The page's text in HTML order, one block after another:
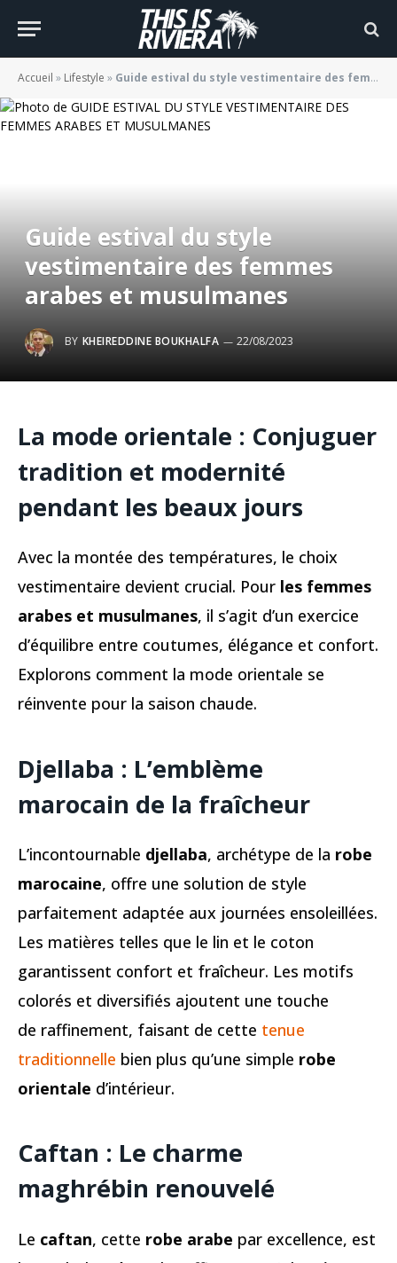
Accueil » Lifestyle » Guide estival du style vestimentaire des femmes arabes et musulmanes
Guide estival du style
vestimentaire des femmes
arabes et musulmanes
BY KHEIREDDINE BOUKHALFA 22/08/2023
La mode orientale : Conjuguer
tradition et modernité
pendant les beaux jours
Avec la montée des températures, le choix
vestimentaire devient crucial. Pour les femmes
arabes et musulmanes, il s’agit d’un exercice
d’équilibre entre coutumes, élégance et confort.
Explorons comment la mode orientale se
réinvente pour la saison chaude.
Djellaba : L’emblème
marocain de la fraîcheur
L’incontournable djellaba, archétype de la robe
marocaine, offre une solution de style
parfaitement adaptée aux journées ensoleillées.
Les matières telles que le lin et le coton
garantissent confort et fraîcheur. Les motifs
colorés et diversifiés ajoutent une touche
de raffinement, faisant de cette tenue
traditionnelle bien plus qu’une simple robe
orientale d’intérieur.
Caftan : Le charme
maghrébin renouvelé
Le caftan, cette robe arabe par excellence, est